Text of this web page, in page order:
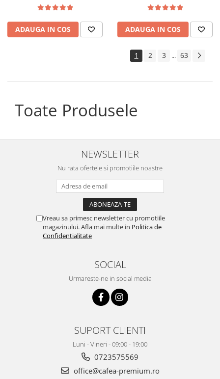
ADAUGA IN COS ADAUGA IN COS
1 2 3 ... 63
Toate Produsele
NEWSLETTER
Nu rata ofertele si promotiile noastre
Vreau sa primesc newsletter cu promotiile
magazinului. Afla mai multe in Politica de
Confidentialitate
SOCIAL
Urmareste-ne in social media
SUPORT CLIENTI
Luni - Vineri - 09:00 - 19:00
0723575569
office@cafea-premium.ro